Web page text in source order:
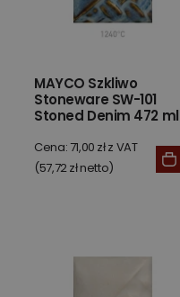
MAYCO Szkliwo
Stoneware SW-101
Stoned Denim 472 ml
Cena: 71,00 zł z VAT
(57,72 zł netto)